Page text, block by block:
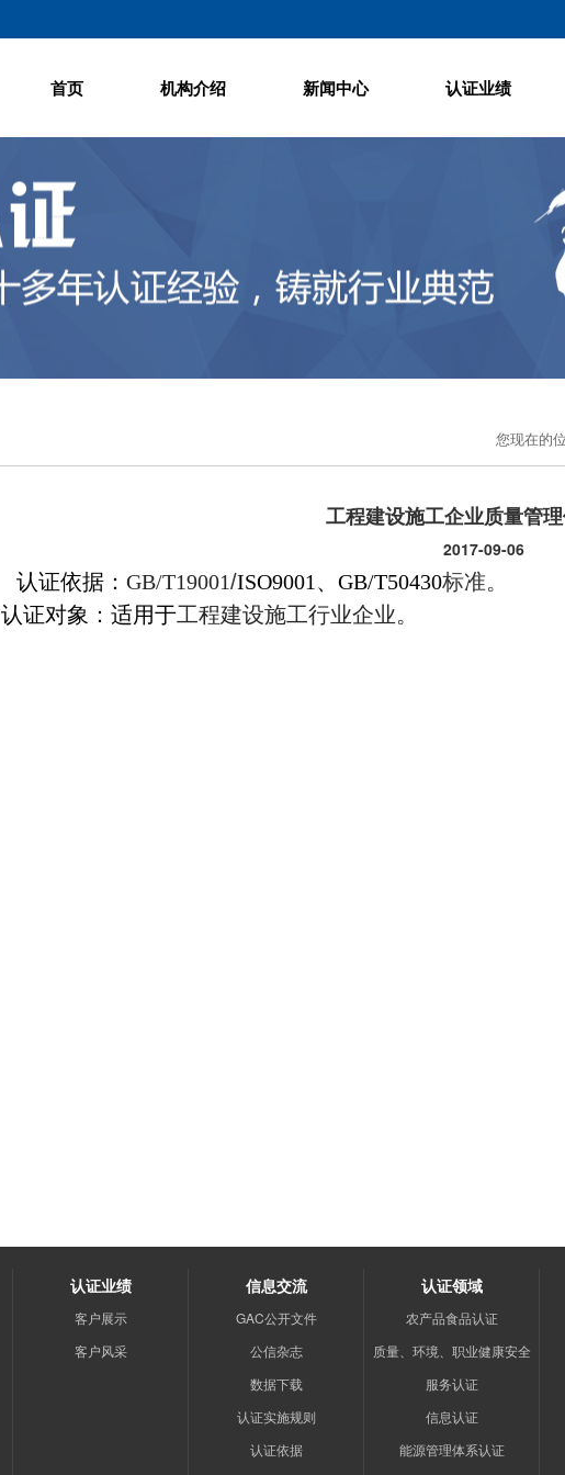
首页 机构介绍 新闻中心 认证业绩
您现在的
工程建设施工企业质量管
2017-09-06
认证依据： GB/T19001/ISO9001、GB/T50430标准。
认证对象：适用于工程建设施工行业企业。
认证业绩
客户展示
客户风采
信息交流
GAC公开文件
公信杂志
数据下载
认证实施规则
认证依据
认证领域
农产品食品认证
质量、环境、职业健康安全
服务认证
信息认证
能源管理体系认证